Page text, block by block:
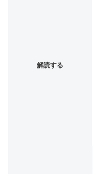
解読する